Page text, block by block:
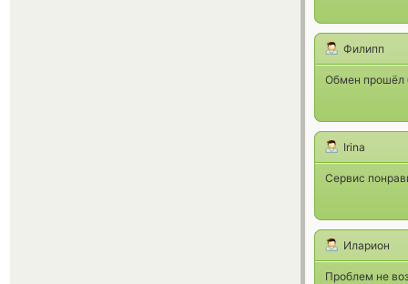
Филипп
Обмен прошёл
Irina
Сервис
Иларион
Проблем не